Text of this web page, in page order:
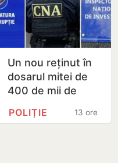
Un nou reținut în
dosarul mitei de
400 de mii de
facilitat transferul
13 ore
POLIȚIE